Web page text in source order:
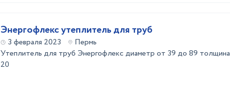
Энергофлекс утеплитель для труб
3 февраля 2023
Пермь
Утеплитель для труб Энергофлекс диаметр от 39 до 89 толщина
20